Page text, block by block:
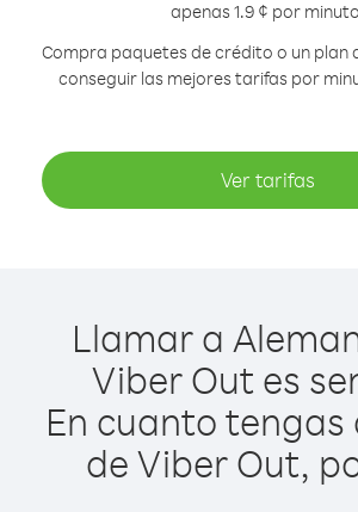
apenas 1.9 ¢ por
Compra paquetes de crédito o un plan
conseguir las mejores tarifas por
Ver tarifas
Llamar a
Viber Out es
En cuanto tengas
de Viber Out,